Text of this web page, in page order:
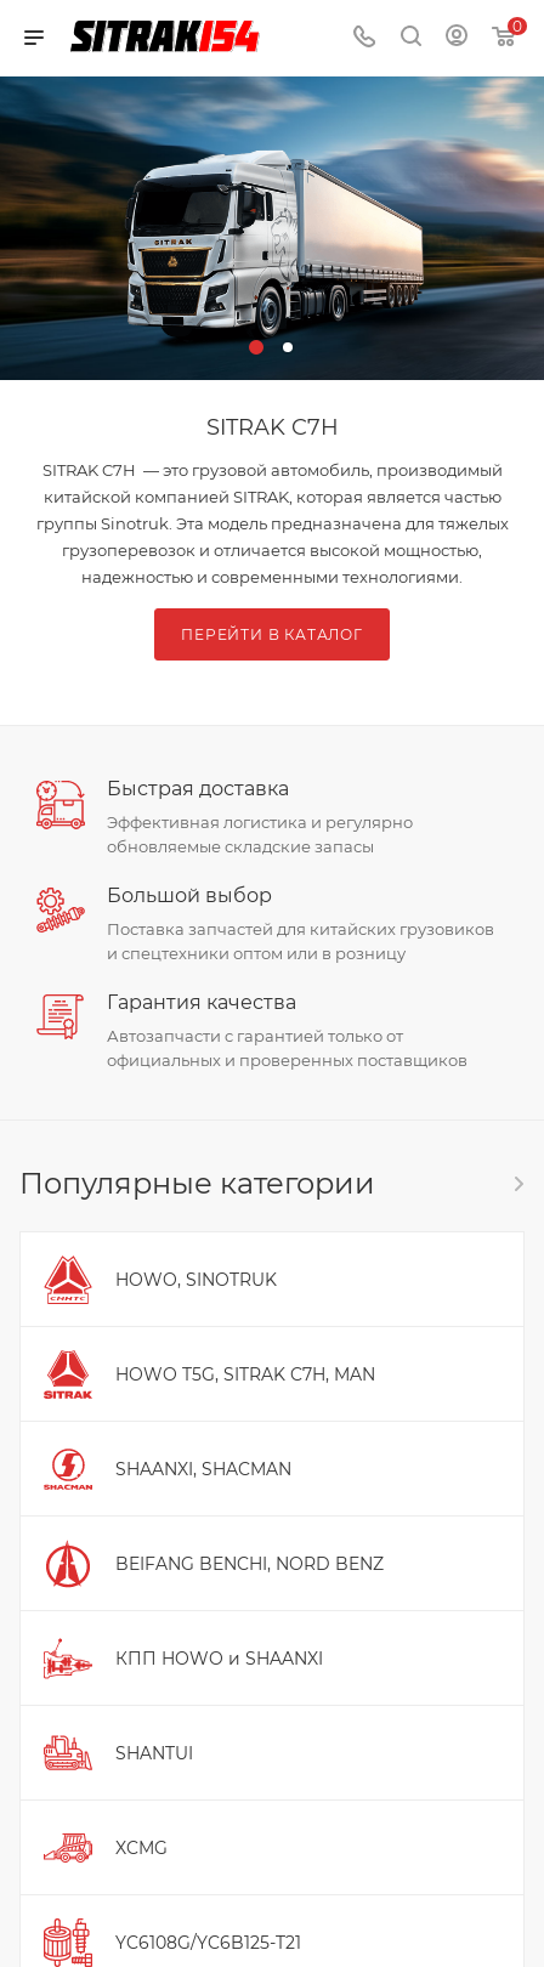
0
SITRAK C7H
SITRAK C7H — это грузовой автомобиль, производимый
китайской компанией SITRAK, которая является частью
группы Sinotruk. Эта модель предназначена для тяжелых
грузоперевозок и отличается высокой мощностью,
надежностью и современными технологиями.
ПЕРЕЙТИ В КАТАЛОГ
Быстрая доставка
Эффективная логистика и регулярно
обновляемые складские запасы
Большой выбор
Поставка запчастей для китайских грузовиков
и спецтехники оптом или в розницу
Гарантия качества
Автозапчасти c гарантией только от
официальных и проверенных поставщиков
Популярные категории
HOWO, SINOTRUK
HOWO T5G, SITRAK C7H, MAN
SHAANXI, SHACMAN
BEIFANG BENCHI, NORD BENZ
КПП HOWO и SHAANXI
SHANTUI
XCMG
YC6108G/YC6B125-T21